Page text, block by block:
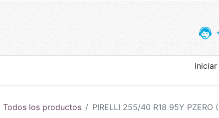
Todos los productos PIRELLI 255/40 R18 95Y PZERO